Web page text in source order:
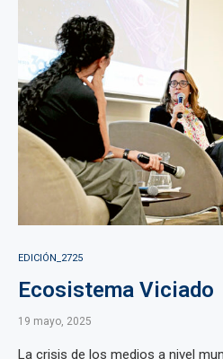
EDICIÓN_2725
Ecosistema Viciado
19 mayo, 2025
La crisis de los medios a nivel